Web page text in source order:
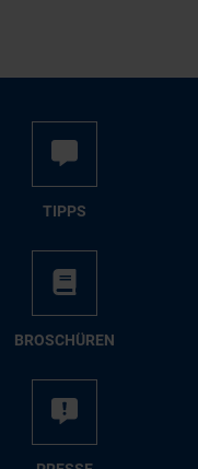
TIPPS
BRO­SCHÜ­REN